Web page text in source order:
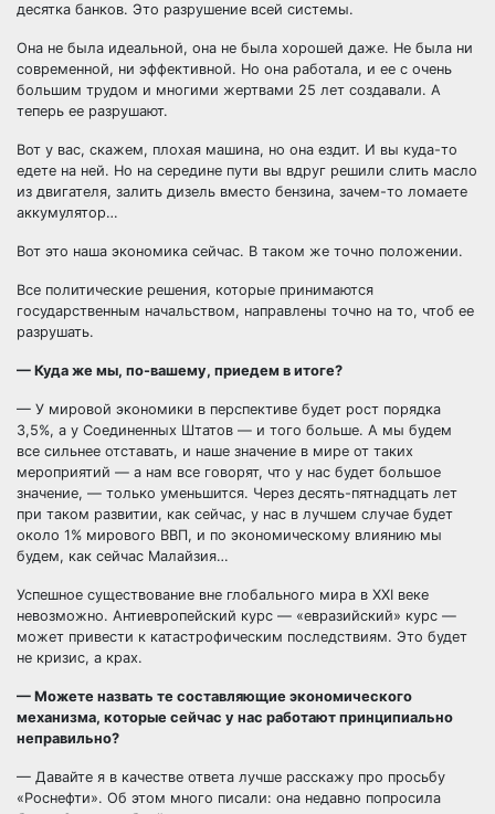
десятка банков. Это разрушение всей системы.
Она не была идеальной, она не была хорошей даже. Не была ни
современной, ни эффективной. Но она работала, и ее с очень
большим трудом и многими жертвами 25 лет создавали. А
теперь ее разрушают.
Вот у вас, скажем, плохая машина, но она ездит. И вы куда-то
едете на ней. Но на середине пути вы вдруг решили слить масло
из двигателя, залить дизель вместо бензина, зачем-то ломаете
аккумулятор…
Вот это наша экономика сейчас. В таком же точно положении.
Все политические решения, которые принимаются
государственным начальством, направлены точно на то, чтоб ее
разрушать.
— Куда же мы, по-вашему, приедем в итоге?
— У мировой экономики в перспективе будет рост порядка
3,5%, а у Соединенных Штатов — и того больше. А мы будем
все сильнее отставать, и наше значение в мире от таких
мероприятий — а нам все говорят, что у нас будет большое
значение, — только уменьшится. Через десять-пятнадцать лет
при таком развитии, как сейчас, у нас в лучшем случае будет
около 1% мирового ВВП, и по экономическому влиянию мы
будем, как сейчас Малайзия…
Успешное существование вне глобального мира в XXI веке
невозможно. Антиевропейский курс — «евразийский» курс —
может привести к катастрофическим последствиям. Это будет
не кризис, а крах.
— Можете назвать те составляющие экономического
механизма, которые сейчас у нас работают принципиально
неправильно?
— Давайте я в качестве ответа лучше расскажу про просьбу
«Роснефти». Об этом много писали: она недавно попросила